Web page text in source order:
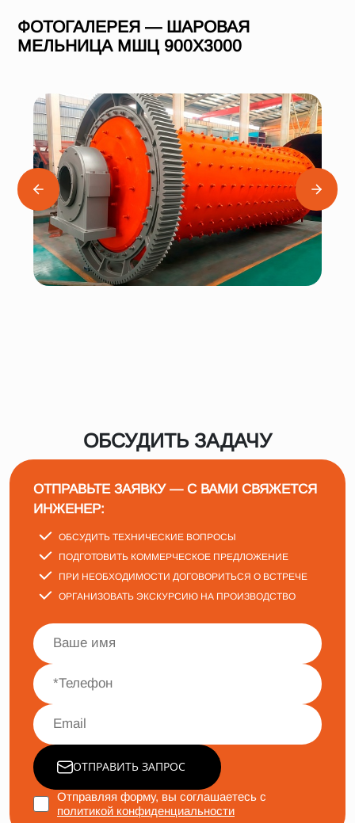
ФОТОГАЛЕРЕЯ — ШАРОВАЯ
МЕЛЬНИЦА МШЦ 900Х3000
ОБСУДИТЬ ЗАДАЧУ
ОТПРАВЬТЕ ЗАЯВКУ — С ВАМИ СВЯЖЕТСЯ
ИНЖЕНЕР:
ОБСУДИТЬ ТЕХНИЧЕСКИЕ ВОПРОСЫ
ПОДГОТОВИТЬ КОММЕРЧЕСКОЕ ПРЕДЛОЖЕНИЕ
ПРИ НЕОБХОДИМОСТИ ДОГОВОРИТЬСЯ О ВСТРЕЧЕ
ОРГАНИЗОВАТЬ ЭКСКУРСИЮ НА ПРОИЗВОДСТВО
ОТПРАВИТЬ ЗАПРОС
Отправляя форму, вы соглашаетесь с
политикой конфиденциальности